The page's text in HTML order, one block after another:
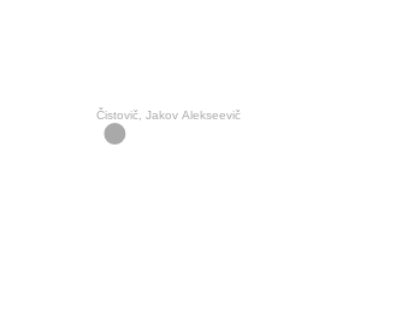
Čistovič, Jakov Alekseevič